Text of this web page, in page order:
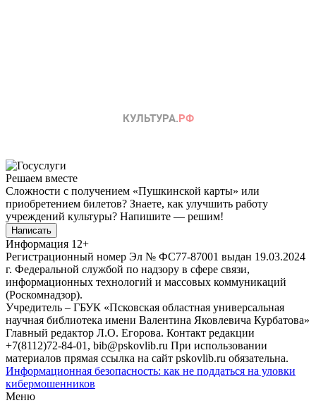
Решаем вместе
Сложности с получением «Пушкинской карты» или
приобретением билетов? Знаете, как улучшить работу
учреждений культуры? Напишите — решим!
Написать
Информация 12+
Регистрационный номер Эл № ФС77-87001 выдан 19.03.2024
г. Федеральной службой по надзору в сфере связи,
информационных технологий и массовых коммуникаций
(Роскомнадзор).
Учредитель – ГБУК «Псковская областная универсальная
научная библиотека имени Валентина Яковлевича Курбатова»
Главный редактор Л.О. Егорова. Контакт редакции
+7(8112)72-84-01, bib@pskovlib.ru При использовании
материалов прямая ссылка на сайт pskovlib.ru обязательна.
Информационная безопасность: как не поддаться на уловки
кибермошенников
Меню